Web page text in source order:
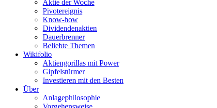
Aktie der Woche
Pivotereignis
Know-how
Dividendenaktien
Dauerbrenner
Beliebte Themen
Wikifolio
Aktiengorillas mit Power
Gipfelstürmer
Investieren mit den Besten
Über
Anlagephilosophie
Vorgehensweise